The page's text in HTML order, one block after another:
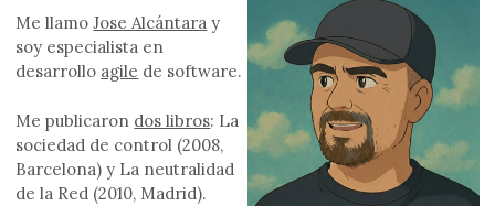
Me llamoJose Alcántara y
soy especialista en
desarrollo agile de software.
Me publicaron dos libros: La
sociedad de control (2008,
Barcelona) y La neutralidad
de la Red (2010, Madrid).